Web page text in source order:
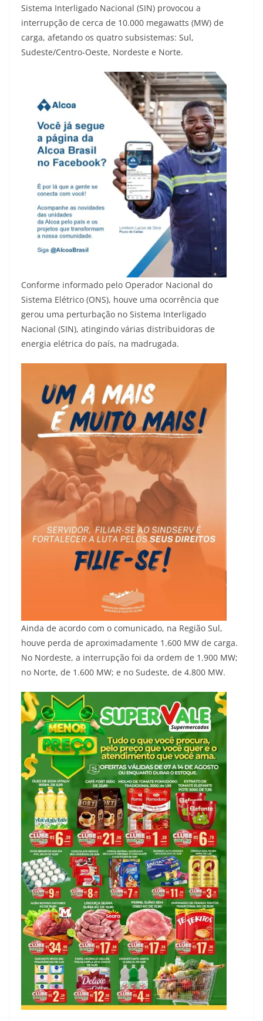
Sistema Interligado Nacional (SIN) provocou a
interrupção de cerca de 10.000 megawatts (MW) de
carga, afetando os quatro subsistemas: Sul,
Sudeste/Centro-Oeste, Nordeste e Norte.
Conforme informado pelo Operador Nacional do
Sistema Elétrico (ONS), houve uma ocorrência que
gerou uma perturbação no Sistema Interligado
Nacional (SIN), atingindo várias distribuidoras de
energia elétrica do país, na madrugada.
Ainda de acordo com o comunicado, na Região Sul,
houve perda de aproximadamente 1.600 MW de carga.
No Nordeste, a interrupção foi da ordem de 1.900 MW;
no Norte, de 1.600 MW; e no Sudeste, de 4.800 MW.